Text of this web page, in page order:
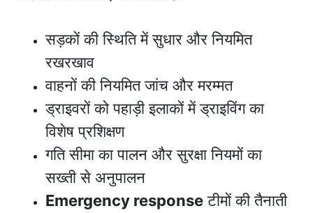
सड़कों की स्थिति में सुधार और नियमित
रखरखाव
वाहनों की नियमित जांच और मरम्मत
ड्राइवरों को पहाड़ी इलाकों में ड्राइविंग का
विशेष प्रशिक्षण
गति सीमा का पालन और सुरक्षा नियमों का
सख्ती से अनुपालन
Emergency responseटीमों की तैनाती